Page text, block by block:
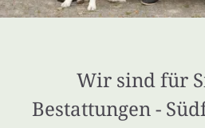
Wir sind für
Bestattungen -